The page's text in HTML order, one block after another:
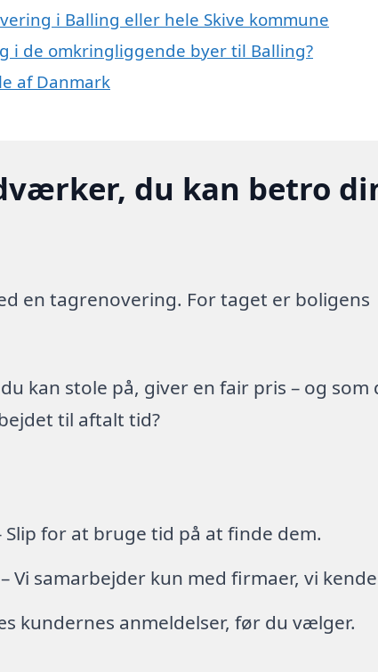
i Balling eller hele Skive kommune
i de omkringliggende byer til Balling?
af Danmark
du kan betro
en tagrenovering. For taget er boligens
kan stole på, giver en fair pris – og som
til aftalt tid?
Slip for at bruge tid på at finde dem.
– Vi samarbejder kun med firmaer, vi
kundernes anmeldelser, før du vælger.